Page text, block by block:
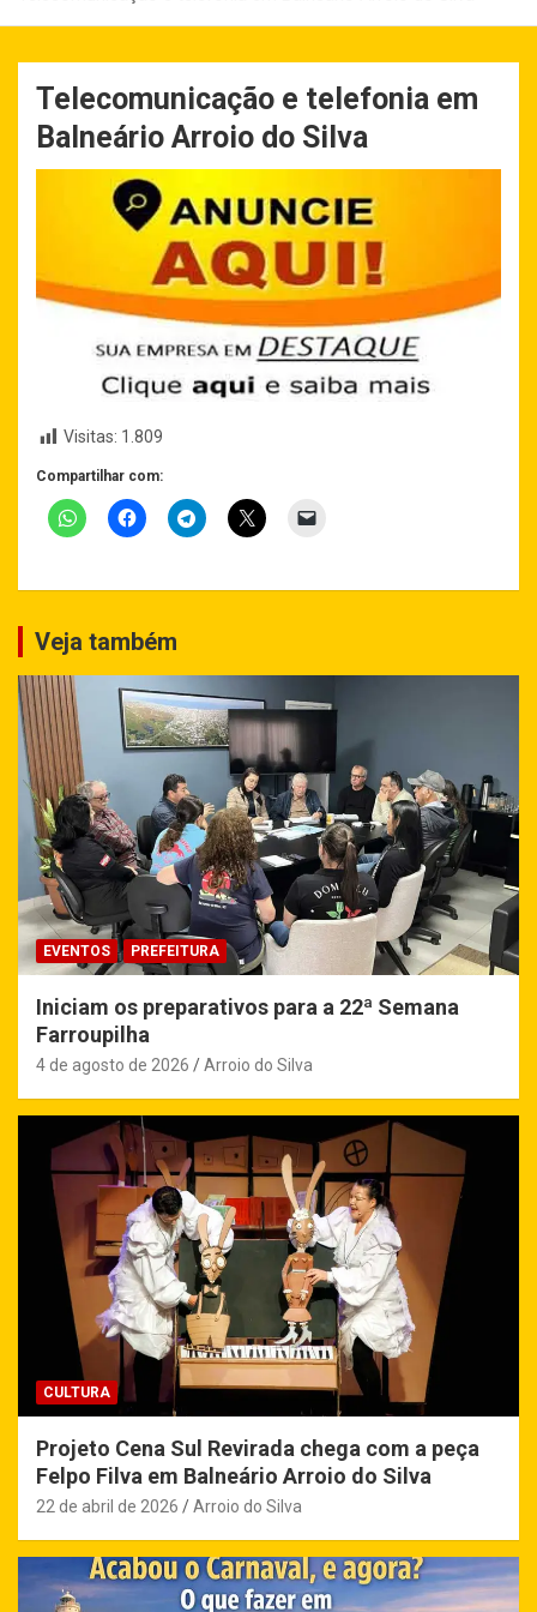
Telecomunicação e telefonia em
Balneário Arroio do Silva
Visitas: 1.809
Compartilhar com:
Veja também
EVENTOS PREFEITURA
Iniciam os preparativos para a 22ª Semana
Farroupilha
4 de agosto de 2026 Arroio do Silva
CULTURA
Projeto Cena Sul Revirada chega com a peça
Felpo Filva em Balneário Arroio do Silva
22 de abril de 2026 Arroio do Silva